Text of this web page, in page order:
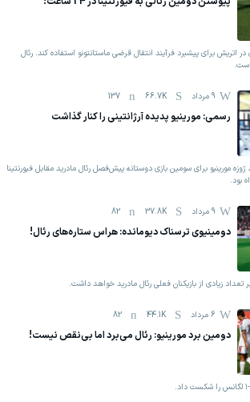
در اتریش برای پیشبرد فرآیند انتقال قرضی ماستانتونو استفاده کند. رئال
است.
9 مرداد 66.7K
137
رسمی: مورینیو پدیده آرژانتینی را کنار گذاشت
مورینیو برای سومین بازی دوستانه پیش‌فصل رئال مادرید مقابل فیورنتینا
بود.
9 مرداد 37.8K
82
دومینیوی ترسناک دیومانده: هراس ستاره‌های رئال!
تعداد زیادی از بازیکنان فعلی رئال مادرید خواهد داشت.
6 مرداد 44.1K
82
دومین برد مورینیو: رئال می‌برد اما بی‌نقص نیست!